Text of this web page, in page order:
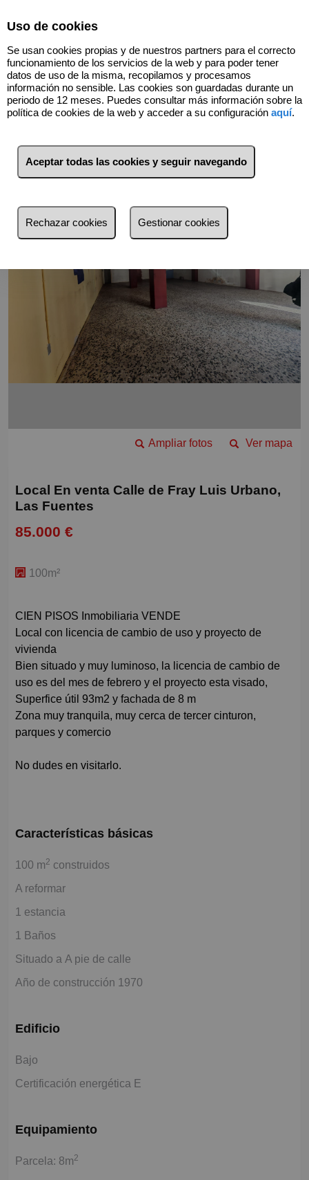
Volver
Ver mapa
Ampliar fotos
Local En venta Calle de Fray Luis Urbano,
Las Fuentes
85.000 €
100m²
CIEN PISOS Inmobiliaria VENDE
Local con licencia de cambio de uso y proyecto de
vivienda
Bien situado y muy luminoso, la licencia de cambio de
uso es del mes de febrero y el proyecto esta visado,
Superfice útil 93m2 y fachada de 8 m
Zona muy tranquila, muy cerca de tercer cinturon,
parques y comercio
No dudes en visitarlo.
Características básicas
100 m2 construidos
A reformar
1 estancia
1 Baños
Situado a A pie de calle
Año de construcción 1970
Edificio
Bajo
Certificación energética E
Equipamiento
Parcela: 8m2
Uso de cookies
Se usan cookies propias y de nuestros partners para el correcto
funcionamiento de los servicios de la web y para poder tener
datos de uso de la misma, recopilamos y procesamos
información no sensible. Las cookies son guardadas durante un
periodo de 12 meses. Puedes consultar más información sobre la
política de cookies de la web y acceder a su configuración aquí.
Aceptar todas las cookies y seguir navegando
Rechazar cookies Gestionar cookies